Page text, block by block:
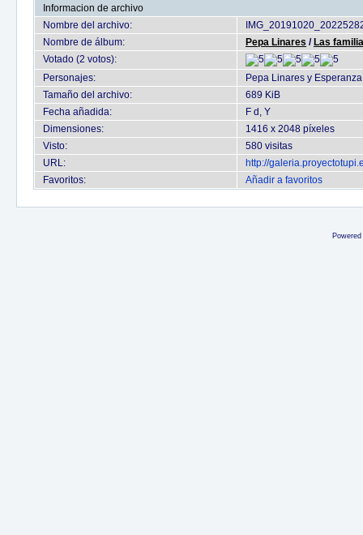
Informacion de archivo
Nombre del archivo:
Nombre de álbum:
Pepa Linares / Las
Votado (2 votos):
Personajes:
Pepa Linares y
Tamaño del archivo:
689 KiB
Fecha añadida:
F d, Y
Dimensiones:
1416 x 2048 píxeles
Visto:
580 visitas
URL:
http://
Favoritos:
Añadir a favoritos